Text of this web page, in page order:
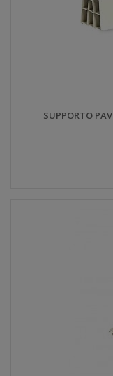
SUPPORTO